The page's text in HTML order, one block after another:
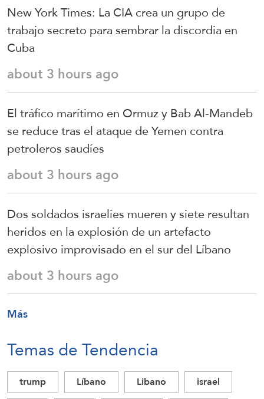
New York Times: La CIA crea un grupo de
trabajo secreto para sembrar la discordia en
Cuba
about 3 hours ago
El tráfico marítimo en Ormuz y Bab Al-Mandeb
se reduce tras el ataque de Yemen contra
petroleros saudíes
about 3 hours ago
Dos soldados israelíes mueren y siete resultan
heridos en la explosión de un artefacto
explosivo improvisado en el sur del Líbano
about 3 hours ago
Más
Temas de Tendencia
trump Líbano Libano
israel